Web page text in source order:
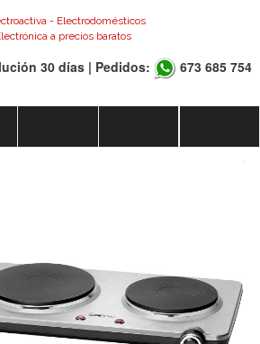
30 días | Pedidos: 673 685 754